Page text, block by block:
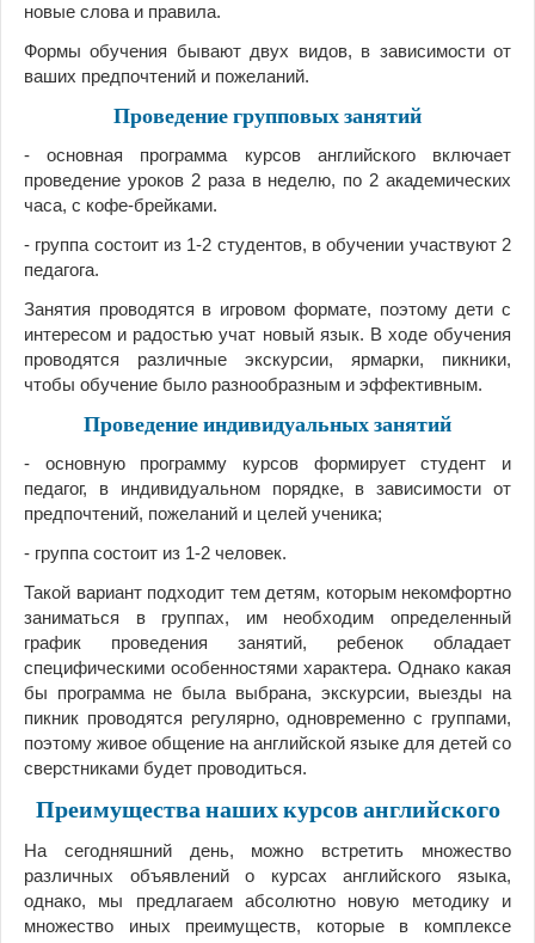
новые слова и правила.
Формы обучения бывают двух видов, в зависимости от
ваших предпочтений и пожеланий.
Проведение групповых занятий
- основная программа курсов английского включает
проведение уроков 2 раза в неделю, по 2 академических
часа, с кофе-брейками.
- группа состоит из 1-2 студентов, в обучении участвуют 2
педагога.
Занятия проводятся в игровом формате, поэтому дети с
интересом и радостью учат новый язык. В ходе обучения
проводятся различные экскурсии, ярмарки, пикники,
чтобы обучение было разнообразным и эффективным.
Проведение индивидуальных занятий
- основную программу курсов формирует студент и
педагог, в индивидуальном порядке, в зависимости от
предпочтений, пожеланий и целей ученика;
- группа состоит из 1-2 человек.
Такой вариант подходит тем детям, которым некомфортно
заниматься в группах, им необходим определенный
график проведения занятий, ребенок обладает
специфическими особенностями характера. Однако какая
бы программа не была выбрана, экскурсии, выезды на
пикник проводятся регулярно, одновременно с группами,
поэтому живое общение на английской языке для детей со
сверстниками будет проводиться.
Преимущества наших курсов английского
На сегодняшний день, можно встретить множество
различных объявлений о курсах английского языка,
однако, мы предлагаем абсолютно новую методику и
множество иных преимуществ, которые в комплексе